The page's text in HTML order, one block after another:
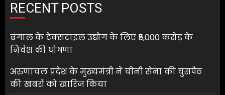
RECENT POSTS
बंगाल के टेक्सटाइल उद्योग के लिए ₹5,000 करोड़ के
निवेश की घोषणा
अरुणाचल प्रदेश के मुख्यमंत्री ने चीनी सेना की घुसपैठ
की खबरों को खारिज किया